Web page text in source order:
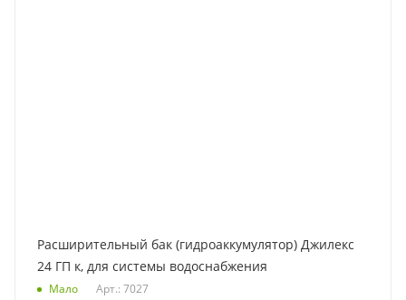
Расширительный бак (гидроаккумулятор) Джилекс
24 ГП к, для системы водоснабжения
Мало Арт.: 7027